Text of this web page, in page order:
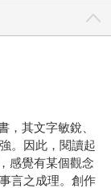
，其文字敏銳、
。因此，閱讀起
感覺有某個觀念
言之成理。創作